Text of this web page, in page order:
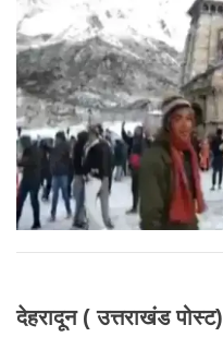
देहरादून ( उत्तराखंड पोस्ट)